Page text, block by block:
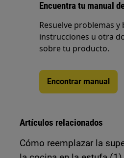
Encuentra tu manual
Resuelve problemas y
instrucciones u otra
sobre tu producto.
Encontrar manual
Artículos relacionados
Cómo reemplazar la